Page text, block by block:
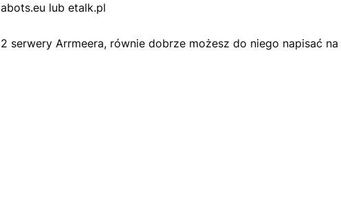
abots.eu lub etalk.pl
2 serwery Arrmeera, równie dobrze możesz do niego napisać